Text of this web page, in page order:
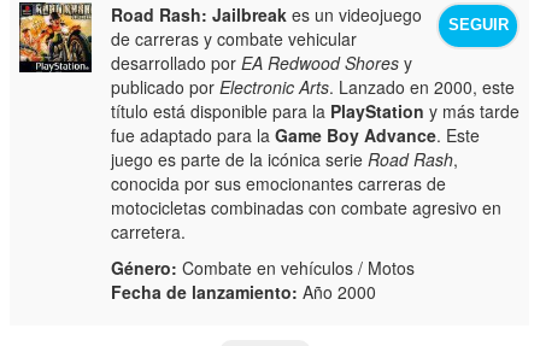
SEGUIR
Road Rash: Jailbreak es un videojuego
de carreras y combate vehicular
desarrollado porEA Redwood Shores y
publicado porElectronic Arts. Lanzado en 2000, este
título está disponible para la PlayStation y más tarde
fue adaptado para laGame Boy Advance. Este
juego es parte de la icónica serie Road Rash,
conocida por sus emocionantes carreras de
motocicletas combinadas con combate agresivo en
carretera.
Género: Combate en vehículos / Motos
Fecha de lanzamiento: Año 2000